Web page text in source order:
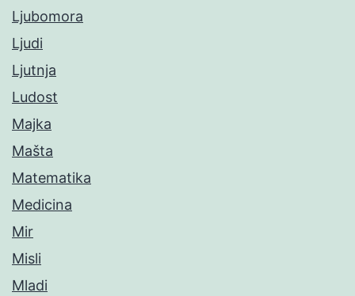
Ljubomora
Ljudi
Ljutnja
Ludost
Majka
Mašta
Matematika
Medicina
Mir
Misli
Mladi